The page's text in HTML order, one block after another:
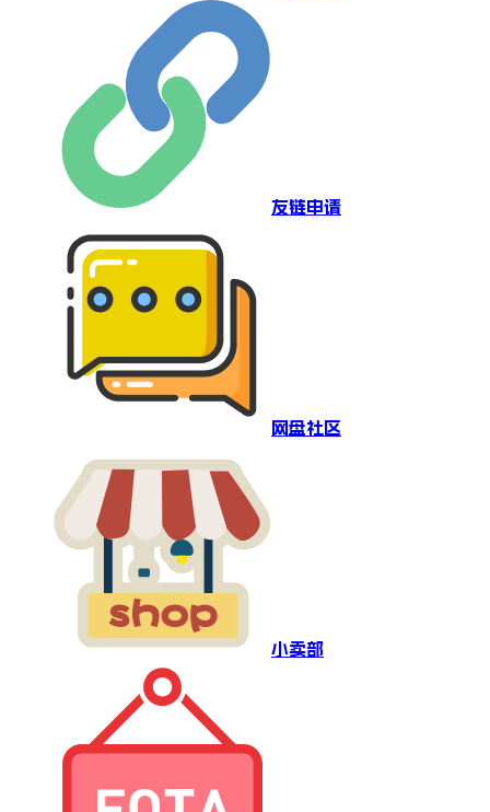
友链申请
网盘社区
小卖部